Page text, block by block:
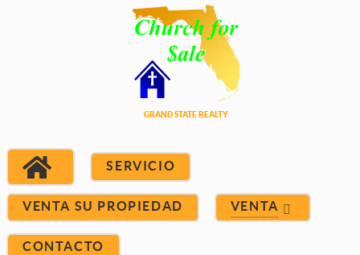
SERVICIO
VENTA SU PROPIEDAD VENTA
CONTACTO